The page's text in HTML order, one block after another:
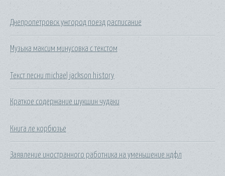
Днепропетровск ужгород поезд расписание
Музыка максим минусовка с текстом
Текст песни michael jackson history
Краткое содержание шукшин чудаки
Книга ле корбюзье
Заявление иностранного работника на уменьшение ндфл